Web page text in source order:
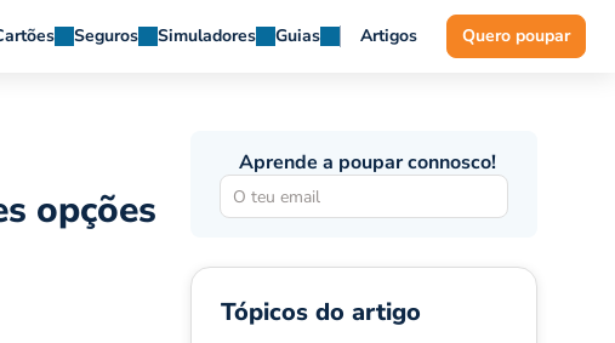
Seguros Simuladores Guias Artigos Quero poupar
opções
Aprende a poupar connosco!
Tópicos do artigo